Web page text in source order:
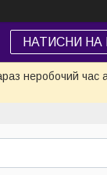
НАТИСНИ НА
неробочий